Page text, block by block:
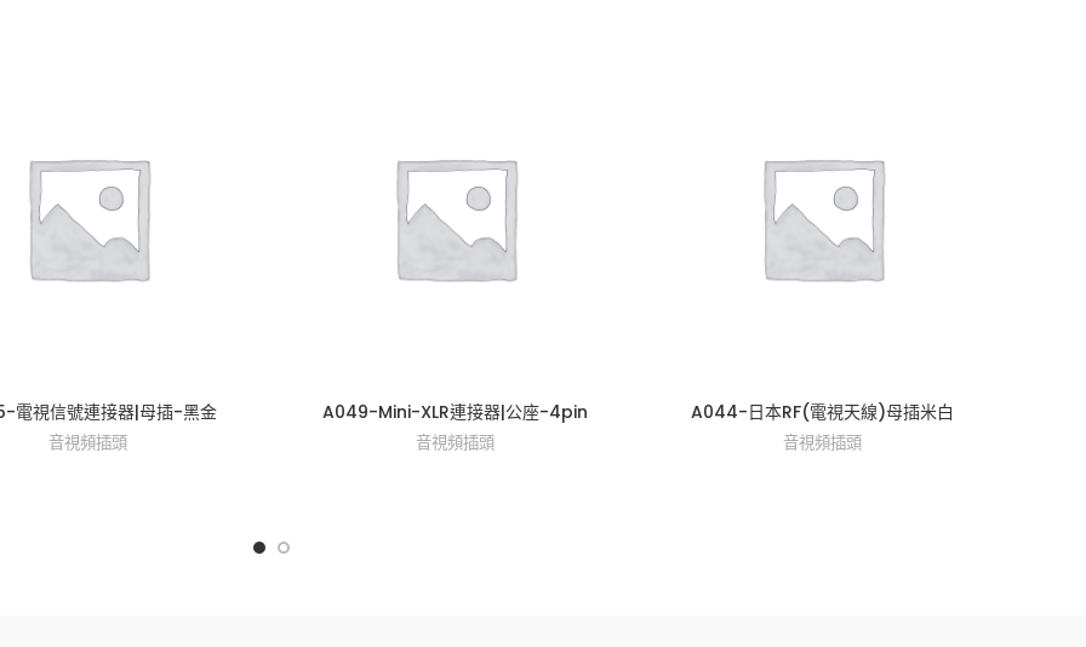
電視信號連接器|母插-黑金
音視頻插頭
A049-Mini-XLR連接器|公座-4pin
音視頻插頭
A044-日本RF(電視天線)母插米白
音視頻插頭